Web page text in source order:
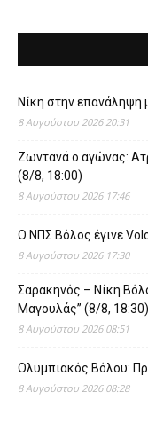
Νίκη στην επανάληψη
8 Αυγούστου 2026 20:31
Ζωντανά ο αγώνας:
(8/8, 18:00)
8 Αυγούστου 2026 17:46
O ΝΠΣ Βόλος έγινε
8 Αυγούστου 2026 17:30
Σαρακηνός – Νίκη
Μαγουλάς” (8/8, 18:30)
8 Αυγούστου 2026 08:51
Ολυμπιακός Βόλου:
8 Αυγούστου 2026 08:28